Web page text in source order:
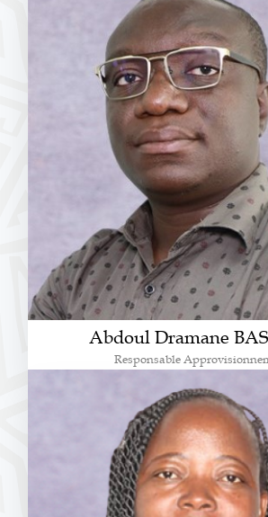
Abdoul Dramane
Responsable